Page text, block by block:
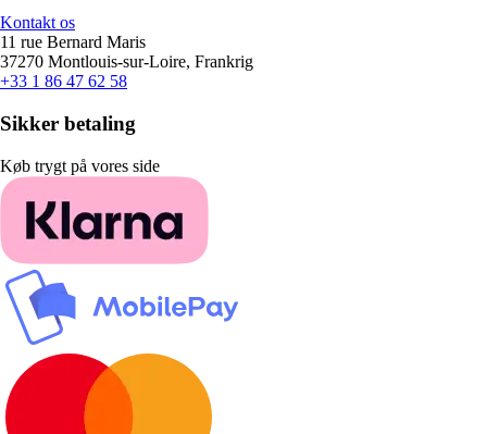
Kontakt os
11 rue Bernard Maris
37270 Montlouis-sur-Loire, Frankrig
+33 1 86 47 62 58
Sikker betaling
Køb trygt på vores side